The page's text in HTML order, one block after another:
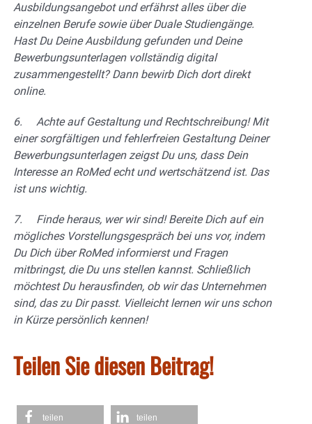
Ausbildungsangebot und erfährst alles über die
einzelnen Berufe sowie über Duale Studiengänge.
Hast Du Deine Ausbildung gefunden und Deine
Bewerbungsunterlagen vollständig digital
zusammengestellt? Dann bewirb Dich dort direkt
online.
6. Achte auf Gestaltung und Rechtschreibung! Mit
einer sorgfältigen und fehlerfreien Gestaltung Deiner
Bewerbungsunterlagen zeigst Du uns, dass Dein
Interesse an RoMed echt und wertschätzend ist. Das
ist uns wichtig.
7. Finde heraus, wer wir sind! Bereite Dich auf ein
mögliches Vorstellungsgespräch bei uns vor, indem
Du Dich über RoMed informierst und Fragen
mitbringst, die Du uns stellen kannst. Schließlich
möchtest Du herausfinden, ob wir das Unternehmen
sind, das zu Dir passt. Vielleicht lernen wir uns schon
in Kürze persönlich kennen!
Teilen Sie diesen Beitrag!
teilen teilen